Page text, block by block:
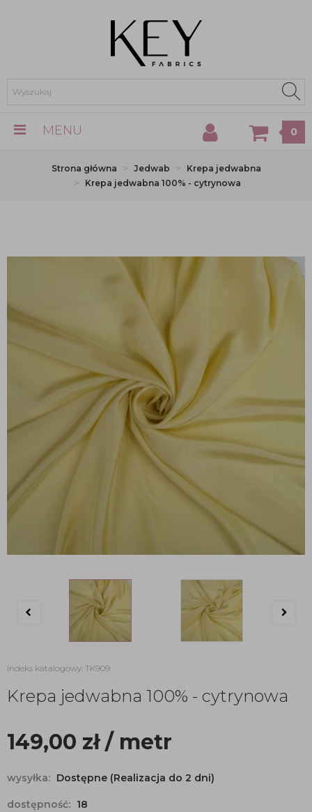
MENU 0
Strona główna Jedwab
Krepa jedwabna
Krepa jedwabna 100% - cytrynowa
indeks katalogowy: TK909
Krepa jedwabna 100% - cytrynowa
149,00 zł/ metr
wysyłka: Dostępne (Realizacja do 2 dni)
dostępność: 18